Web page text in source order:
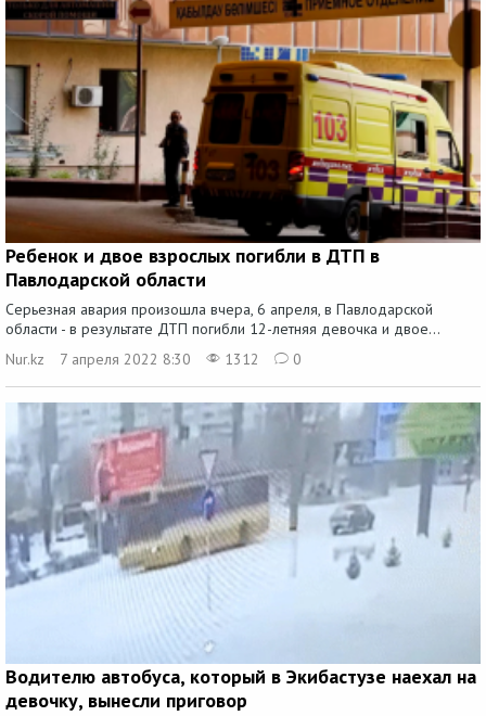
Ребенок и двое взрослых погибли в ДТП в
Павлодарской области
Серьезная авария произошла вчера, 6 апреля, в Павлодарской
области - в результате ДТП погибли 12-летняя девочка и двое...
Nur.kz
7 апреля 2022 8:30 1312 0
Водителю автобуса, который в Экибастузе наехал на
девочку, вынесли приговор